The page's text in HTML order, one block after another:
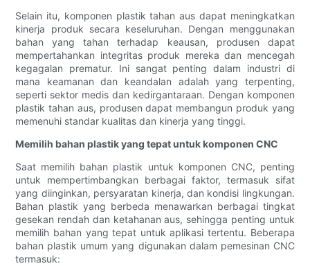
Selain itu, komponen plastik tahan aus dapat meningkatkan
kinerja produk secara keseluruhan. Dengan menggunakan
bahan yang tahan terhadap keausan, produsen dapat
mempertahankan integritas produk mereka dan mencegah
kegagalan prematur. Ini sangat penting dalam industri di
mana keamanan dan keandalan adalah yang terpenting,
seperti sektor medis dan kedirgantaraan. Dengan komponen
plastik tahan aus, produsen dapat membangun produk yang
memenuhi standar kualitas dan kinerja yang tinggi.
Memilih bahan plastik yang tepat untuk komponen CNC
Saat memilih bahan plastik untuk komponen CNC, penting
untuk mempertimbangkan berbagai faktor, termasuk sifat
yang diinginkan, persyaratan kinerja, dan kondisi lingkungan.
Bahan plastik yang berbeda menawarkan berbagai tingkat
gesekan rendah dan ketahanan aus, sehingga penting untuk
memilih bahan yang tepat untuk aplikasi tertentu. Beberapa
bahan plastik umum yang digunakan dalam pemesinan CNC
termasuk: